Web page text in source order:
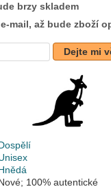
brzy skladem
mail, až bude zboží
Dejte mi
100% autentické